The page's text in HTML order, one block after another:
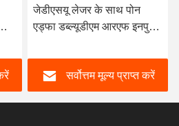
जेडीएसयू लेजर के साथ पोन
एड्फा डब्ल्यूडीएम आरएफ इनपुट
एम्पलीफायर
सर्वोत्तम मूल्य प्राप्त करें